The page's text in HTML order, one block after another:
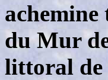
achemine
du Mur
littoral de